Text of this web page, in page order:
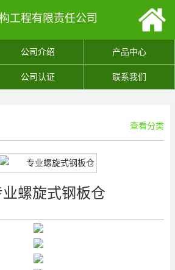
工程有限责任公司
公司介绍 产品中心
公司认证 联系我们
查看分类
业螺旋式钢板仓